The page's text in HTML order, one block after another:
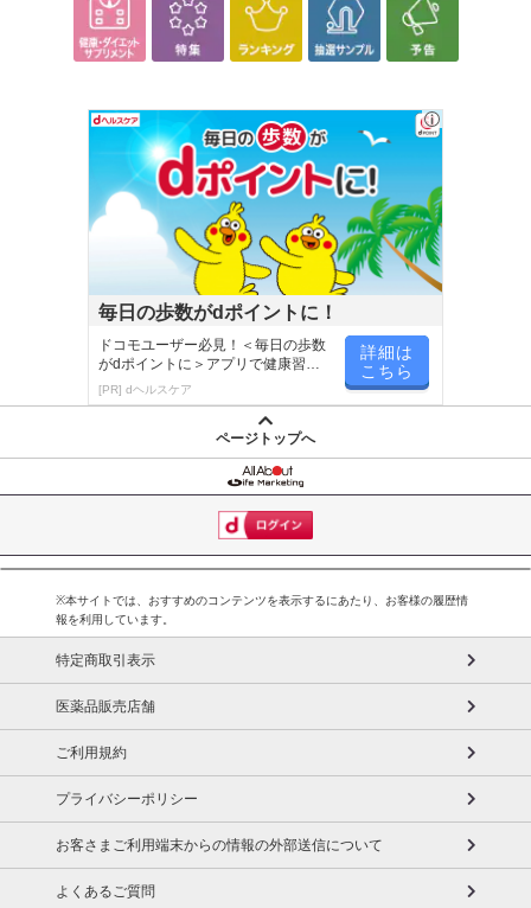
毎日の歩数がdポイントに！
ドコモユーザー必見！＜毎日の歩数
がdポイントに＞アプリで健康習慣
が楽しく続く
[PR] dヘルスケア
詳細は
こちら
ページトップへ
※本サイトでは、おすすめのコンテンツを表示するにあたり、お客様の履歴情
報を利用しています。
特定商取引表示
医薬品販売店舗
ご利用規約
プライバシーポリシー
お客さまご利用端末からの情報の外部送信について
よくあるご質問